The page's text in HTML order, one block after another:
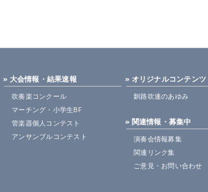
» 大会情報・結果速報
吹奏楽コンクール
マーチング・小学生BF
管楽器個人コンテスト
アンサンブルコンテスト
» オリジナルコンテンツ
釧路吹連のあゆみ
» 関連情報・募集中
演奏会情報募集
関連リンク集
ご意見・お問い合わせ